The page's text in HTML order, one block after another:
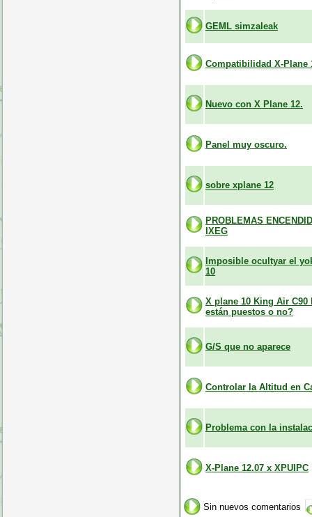
GEML simzaleak
Compatibilidad X-Plane
Nuevo con X Plane 12.
Panel muy oscuro.
sobre xplane 12
PROBLEMAS
IXEG
Imposible ocultyar el
10
X plane 10 King Air
están puestos o no?
G/S que no aparece
Controlar la Altitud en
Problema con la
X-Plane 12.07 x XPUIPC
Sin nuevos comentarios